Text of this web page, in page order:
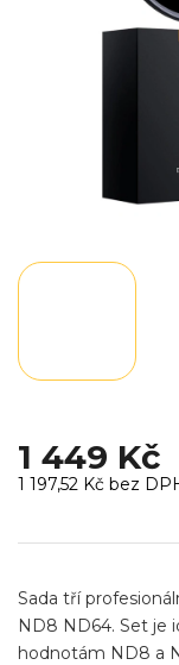
1 449 Kč
1 197,52 Kč bez
cena:
Sada tří
ND8 ND64. Set je
hodnotám ND8 a